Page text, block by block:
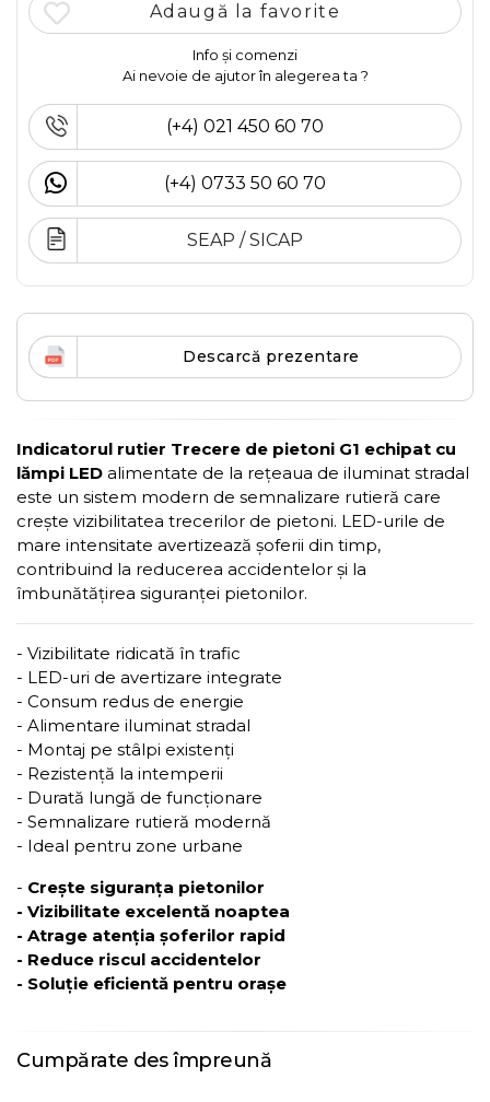
Adaugă la favorite
Info și comenzi
Ai nevoie de ajutor în alegerea ta ?
(+4) 021 450 60 70
(+4) 0733 50 60 70
SEAP / SICAP
Descarcă prezentare
Indicatorul rutier Trecere de pietoni G1 echipat cu
lămpi LED alimentate de la rețeaua de iluminat stradal
este un sistem modern de semnalizare rutieră care
crește vizibilitatea trecerilor de pietoni. LED-urile de
mare intensitate avertizează șoferii din timp,
contribuind la reducerea accidentelor și la
îmbunătățirea siguranței pietonilor.
- Vizibilitate ridicată în trafic
- LED-uri de avertizare integrate
- Consum redus de energie
- Alimentare iluminat stradal
- Montaj pe stâlpi existenți
- Rezistență la intemperii
- Durată lungă de funcționare
- Semnalizare rutieră modernă
- Ideal pentru zone urbane
- Crește siguranța pietonilor
- Vizibilitate excelentă noaptea
- Atrage atenția șoferilor rapid
- Reduce riscul accidentelor
- Soluție eficientă pentru orașe
Cumpărate des împreună